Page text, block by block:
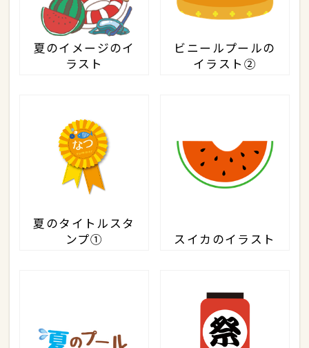
夏のイメージのイ
ラスト
ビニールプールの
イラスト②
夏のタイトルスタ
ンプ①
スイカのイラスト